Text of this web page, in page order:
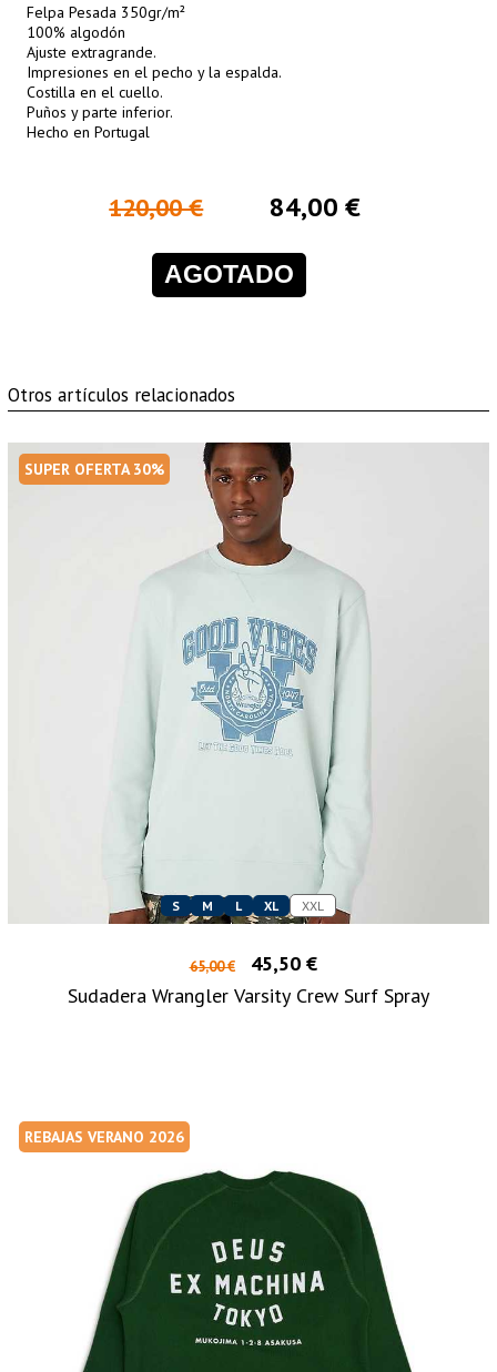
Felpa Pesada 350gr/m²
100% algodón
Ajuste extragrande.
Impresiones en el pecho y la espalda.
Costilla en el cuello.
Puños y parte inferior.
Hecho en Portugal
120,00 € 84,00 €
AGOTADO
Otros artículos relacionados
SUPER OFERTA 30%
S M L XL XXL
65,00 €
45,50 €
Sudadera Wrangler Varsity Crew Surf Spray
REBAJAS VERANO 2026